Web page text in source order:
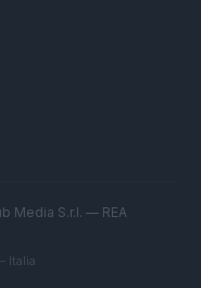
Media S.r.l. — REA
Italia